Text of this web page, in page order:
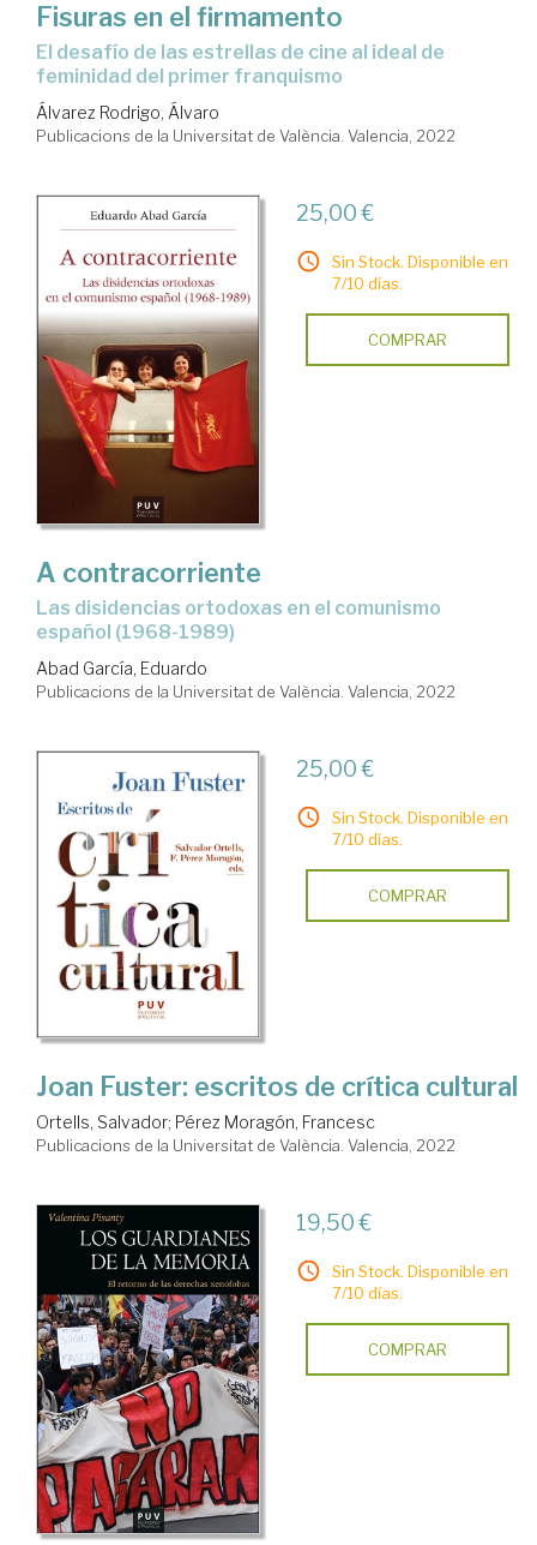
Fisuras en el firmamento
el desafío de las estrellas de cine al ideal de
feminidad del primer franquismo
Álvarez Rodrigo, Álvaro
Publicacions de la Universitat de València. Valencia, 2022
25,00 €
Sin Stock. Disponible en
7/10 días.
COMPRAR
A contracorriente
las disidencias ortodoxas en el comunismo
español (1968-1989)
Abad García, Eduardo
Publicacions de la Universitat de València. Valencia, 2022
25,00 €
Sin Stock. Disponible en
7/10 días.
COMPRAR
Joan Fuster: escritos de crítica cultural
Ortells, Salvador; Pérez Moragón, Francesc
Publicacions de la Universitat de València. Valencia, 2022
19,50 €
Sin Stock. Disponible en
7/10 días.
COMPRAR